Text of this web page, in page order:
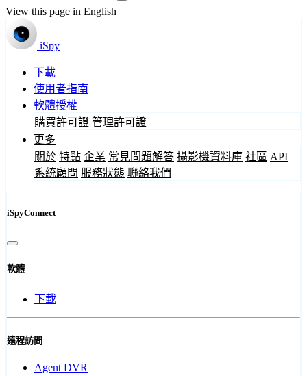
View this page in English
iSpy
下載
使用者指南
軟體授權
購買許可證 管理許可證
更多
關於 特點 企業 常見問題解答 攝影機資料庫 社區 API
系統顧問 服務狀態 聯絡我們
iSpyConnect
軟體
下載
遠程訪問
Agent DVR